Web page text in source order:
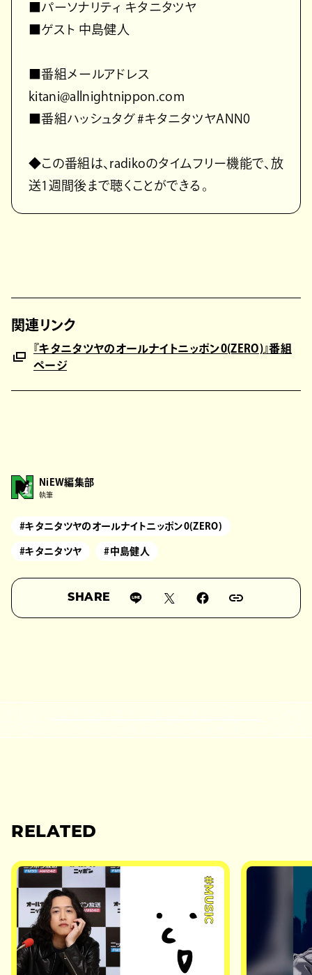
■パーソナリティ キタニタツヤ
■ゲスト 中島健人
■番組メールアドレス
kitani@allnightnippon.com
■番組ハッシュタグ #キタニタツヤANN0
◆この番組は、radikoのタイムフリー機能で、放
送1週間後まで聴くことができる。
関連リンク
『キタニタツヤのオールナイトニッポン0(ZERO)』番組
ページ
NiEW編集部
執筆
#キタニタツヤのオールナイトニッポン0(ZERO)
#キタニタツヤ #中島健人
SHARE
RELATED
#MUSIC